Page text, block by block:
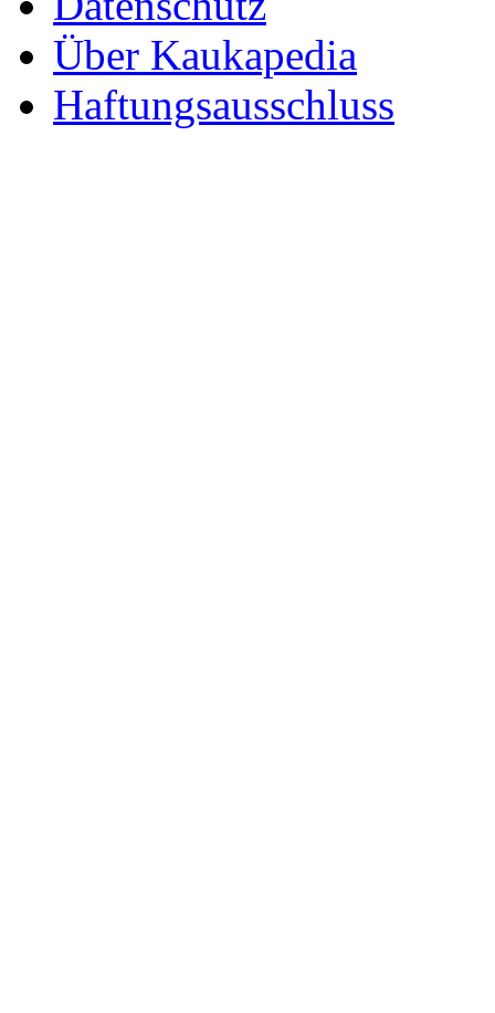
Über Kaukapedia
Haftungsausschluss